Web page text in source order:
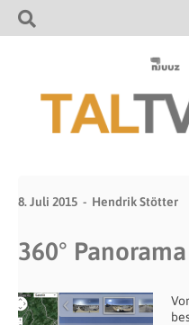
8. Juli 2015 Hendrik Stötter
360°